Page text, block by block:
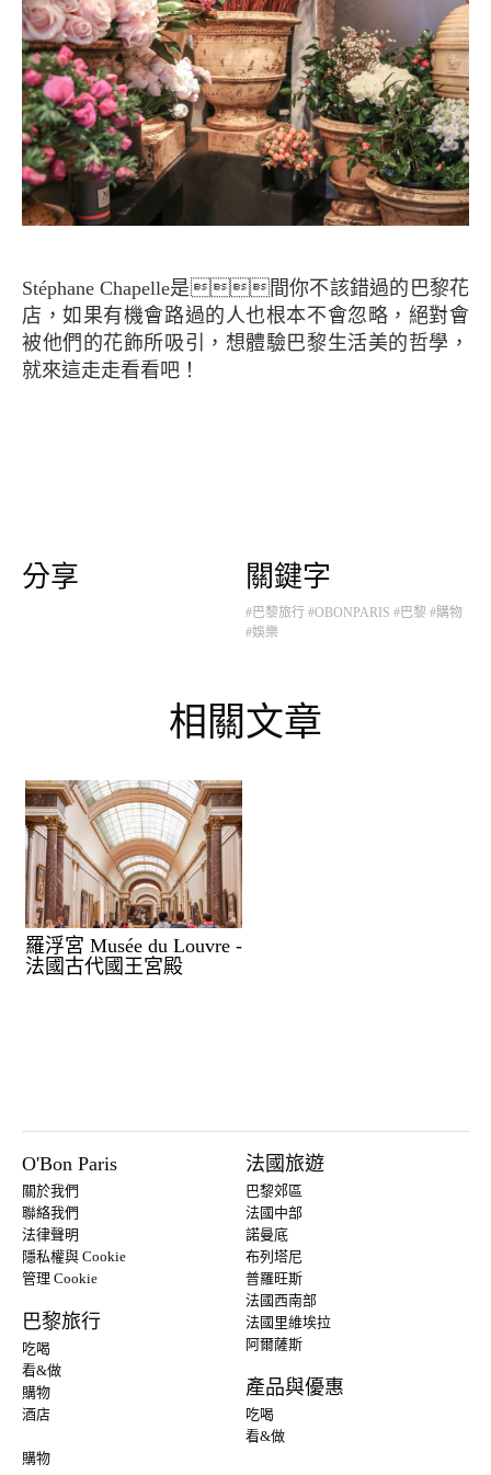
Stéphane Chapelle是間你不該錯過的巴黎花
店，如果有機會路過的人也根本不會忽略，絕對會
被他們的花飾所吸引，想體驗巴黎生活美的哲學，
就來這走走看看吧！
分享 關鍵字
#巴黎旅行 #OBONPARIS #巴黎 #購物
#娛樂
相關文章
羅浮宮 Musée du Louvre -
法國古代國王宮殿
O'Bon Paris
關於我們
聯絡我們
法律聲明
隱私權與 Cookie
管理 Cookie
巴黎旅行
吃喝
看&做
購物
酒店
法國旅遊
巴黎郊區
法國中部
諾曼底
布列塔尼
普羅旺斯
法國西南部
法國里維埃拉
阿爾薩斯
產品與優惠
吃喝
看&做
購物